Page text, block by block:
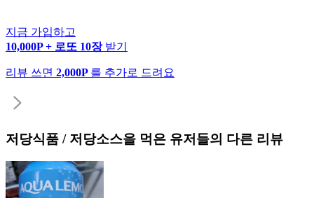
지금 가입하고
10,000P + 로또 10장 받기
리뷰 쓰면 2,000P 를 추가로 드려요
저당식품 / 저당소스을 먹은 유저들의 다른 리뷰